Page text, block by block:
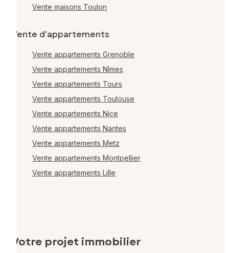
Vente maisons Toulon
Vente d'appartements
Vente appartements Grenoble
Vente appartements Nîmes
Vente appartements Tours
Vente appartements Toulouse
Vente appartements Nice
Vente appartements Nantes
Vente appartements Metz
Vente appartements Montpellier
Vente appartements Lille
Votre projet immobilier